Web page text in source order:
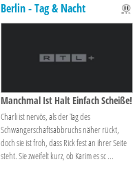
Berlin - Tag & Nacht
Manchmal Ist Halt Einfach Scheiße!
Charli ist nervös, als der Tag des
Schwangerschaftsabbruchs näher rückt,
doch sie ist froh, dass Rick fest an ihrer Seite
steht. Sie zweifelt kurz, ob Karim es sc ...